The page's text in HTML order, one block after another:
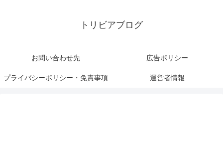
トリビアブログ
お問い合わせ先 広告ポリシー
プライバシーポリシー・免責事項 運営者情報